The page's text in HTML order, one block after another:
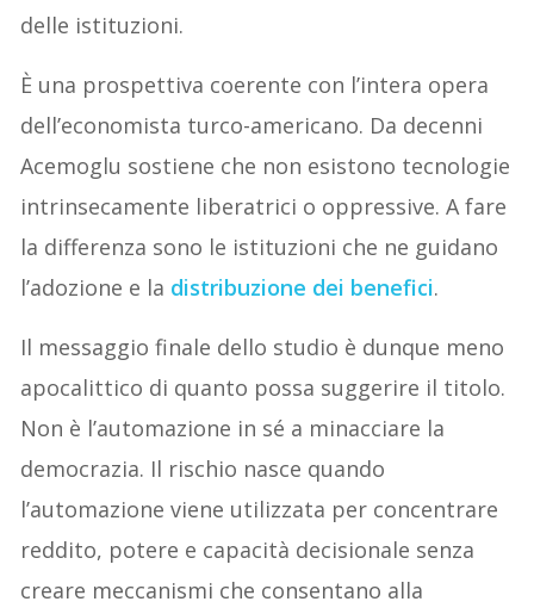
delle istituzioni.
È una prospettiva coerente con l’intera opera
dell’economista turco-americano. Da decenni
Acemoglu sostiene che non esistono tecnologie
intrinsecamente liberatrici o oppressive. A fare
la differenza sono le istituzioni che ne guidano
l’adozione e la distribuzione dei benefici.
Il messaggio finale dello studio è dunque meno
apocalittico di quanto possa suggerire il titolo.
Non è l’automazione in sé a minacciare la
democrazia. Il rischio nasce quando
l’automazione viene utilizzata per concentrare
reddito, potere e capacità decisionale senza
creare meccanismi che consentano alla